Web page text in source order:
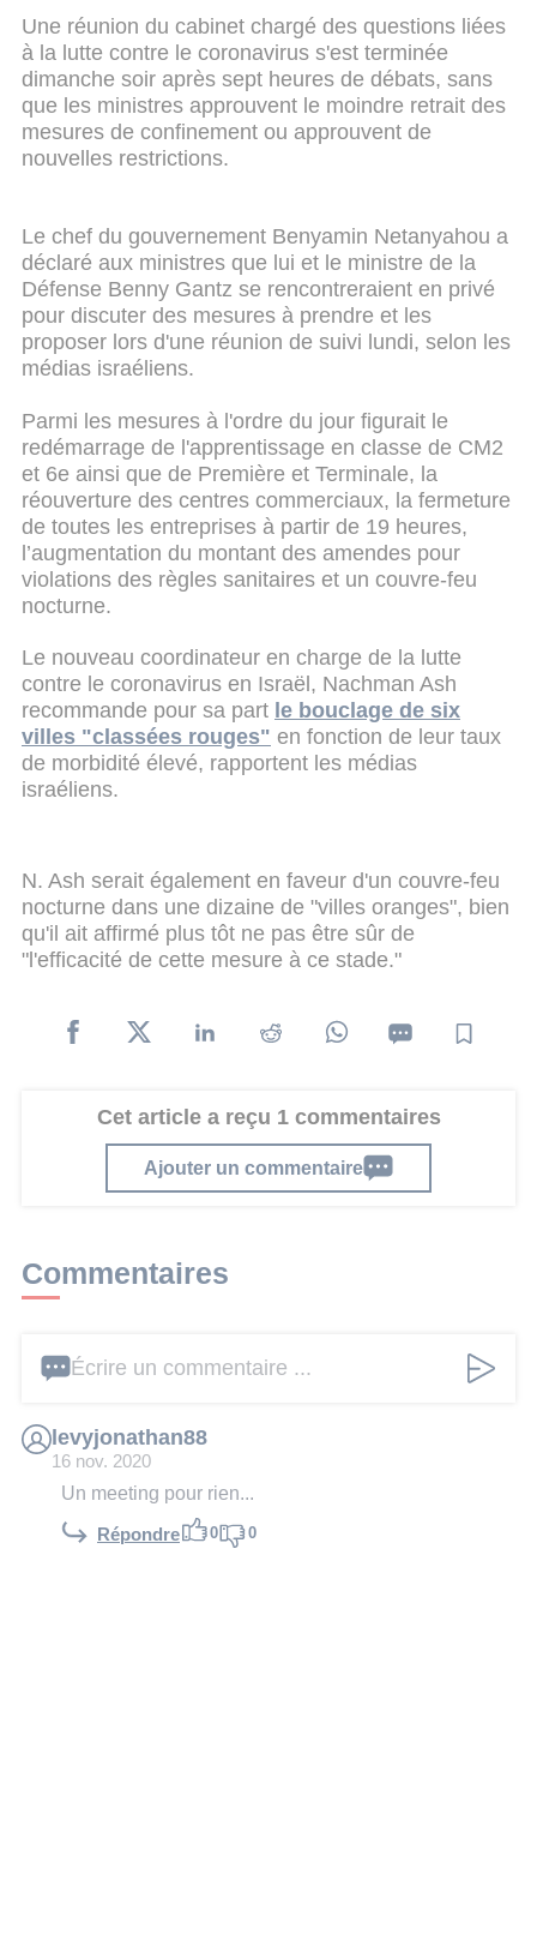
Une réunion du cabinet chargé des questions liées
à la lutte contre le coronavirus s'est terminée
dimanche soir après sept heures de débats, sans
que les ministres approuvent le moindre retrait des
mesures de confinement ou approuvent de
nouvelles restrictions.
Le chef du gouvernement Benyamin Netanyahou a
déclaré aux ministres que lui et le ministre de la
Défense Benny Gantz se rencontreraient en privé
pour discuter des mesures à prendre et les
proposer lors d'une réunion de suivi lundi, selon les
médias israéliens.
Parmi les mesures à l'ordre du jour figurait le
redémarrage de l'apprentissage en classe de CM2
et 6e ainsi que de Première et Terminale, la
réouverture des centres commerciaux, la fermeture
de toutes les entreprises à partir de 19 heures,
l’augmentation du montant des amendes pour
violations des règles sanitaires et un couvre-feu
nocturne.
Le nouveau coordinateur en charge de la lutte
contre le coronavirus en Israël, Nachman Ash
recommande pour sa part le bouclage de six
villes "classées rouges" en fonction de leur taux
de morbidité élevé, rapportent les médias
israéliens.
N. Ash serait également en faveur d'un couvre-feu
nocturne dans une dizaine de "villes oranges", bien
qu'il ait affirmé plus tôt ne pas être sûr de
"l'efficacité de cette mesure à ce stade."
Cet article a reçu 1 commentaires
Ajouter un commentaire
Commentaires
Écrire un commentaire ...
levyjonathan88
16 nov. 2020
Un meeting pour rien...
Répondre 0 0